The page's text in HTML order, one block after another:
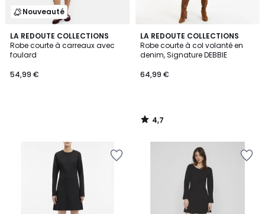
Nouveauté
LA REDOUTE COLLECTIONS
Robe courte à carreaux avec
foulard
54,99 €
LA REDOUTE COLLECTIONS
Robe courte à col volanté en
denim, Signature DEBBIE
64,99 €
4,7
/ 5
4,7
/